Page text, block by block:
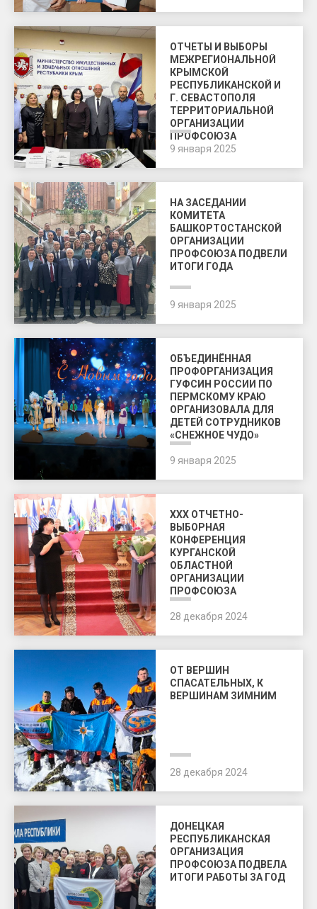
ОТЧЕТЫ И ВЫБОРЫ
МЕЖРЕГИОНАЛЬНОЙ
КРЫМСКОЙ
РЕСПУБЛИКАНСКОЙ И
Г. СЕВАСТОПОЛЯ
ТЕРРИТОРИАЛЬНОЙ
ОРГАНИЗАЦИИ
ПРОФСОЮЗА
9 января 2025
НА ЗАСЕДАНИИ
КОМИТЕТА
БАШКОРТОСТАНСКОЙ
ОРГАНИЗАЦИИ
ПРОФСОЮЗА ПОДВЕЛИ
ИТОГИ ГОДА
9 января 2025
ОБЪЕДИНЁННАЯ
ПРОФОРГАНИЗАЦИЯ
ГУФСИН РОССИИ ПО
ПЕРМСКОМУ КРАЮ
ОРГАНИЗОВАЛА ДЛЯ
ДЕТЕЙ СОТРУДНИКОВ
«СНЕЖНОЕ ЧУДО»
9 января 2025
XXX ОТЧЕТНО-
ВЫБОРНАЯ
КОНФЕРЕНЦИЯ
КУРГАНСКОЙ
ОБЛАСТНОЙ
ОРГАНИЗАЦИИ
ПРОФСОЮЗА
28 декабря 2024
ОТ ВЕРШИН
СПАСАТЕЛЬНЫХ, К
ВЕРШИНАМ ЗИМНИМ
28 декабря 2024
ДОНЕЦКАЯ
РЕСПУБЛИКАНСКАЯ
ОРГАНИЗАЦИЯ
ПРОФСОЮЗА ПОДВЕЛА
ИТОГИ РАБОТЫ ЗА ГОД